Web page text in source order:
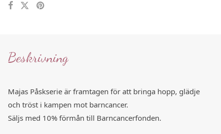
Beskrivning
Majas Påskserie är framtagen för att bringa hopp, glädje
och tröst i kampen mot barncancer.
Säljs med 10% förmån till Barncancerfonden.